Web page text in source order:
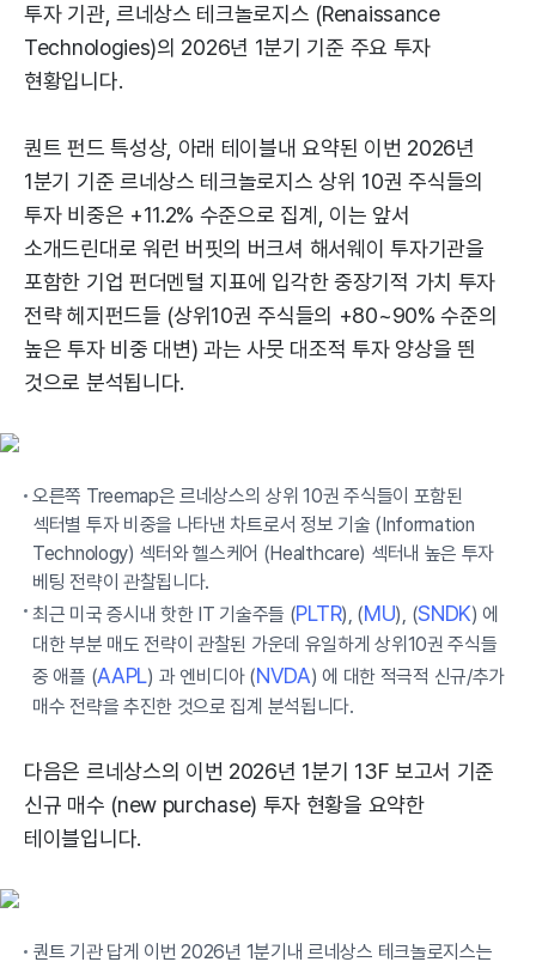
투자 기관, 르네상스 테크놀로지스 (Renaissance
Technologies)의 2026년 1분기 기준 주요 투자
현황입니다.
퀀트 펀드 특성상, 아래 테이블내 요약된 이번 2026년
1분기 기준 르네상스 테크놀로지스 상위 10권 주식들의
투자 비중은 +11.2% 수준으로 집계, 이는 앞서
소개드린대로 워런 버핏의 버크셔 해서웨이 투자기관을
포함한 기업 펀더멘털 지표에 입각한 중장기적 가치 투자
전략 헤지펀드들 (상위10권 주식들의 +80~90% 수준의
높은 투자 비중 대변) 과는 사뭇 대조적 투자 양상을 띈
것으로 분석됩니다.
오른쪽 Treemap은 르네상스의 상위 10권 주식들이 포함된
섹터별 투자 비중을 나타낸 차트로서 정보 기술 (Information
Technology) 섹터와 헬스케어 (Healthcare) 섹터내 높은 투자
베팅 전략이 관찰됩니다.
최근 미국 증시내 핫한 IT 기술주들 (PLTR), (MU), (SNDK) 에
대한 부분 매도 전략이 관찰된 가운데 유일하게 상위10권 주식들
중 애플 (AAPL) 과 엔비디아 (NVDA) 에 대한 적극적 신규/추가
매수 전략을 추진한 것으로 집계 분석됩니다.
다음은 르네상스의 이번 2026년 1분기 13F 보고서 기준
신규 매수 (new purchase) 투자 현황을 요약한
테이블입니다.
퀀트 기관 답게 이번 2026년 1분기내 르네상스 테크놀로지스는